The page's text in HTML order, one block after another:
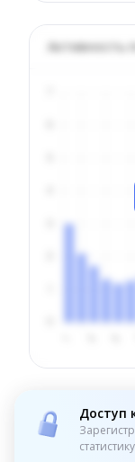
Активность
Доступ
статистику